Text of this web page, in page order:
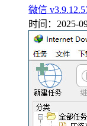
微信
时间：2025-